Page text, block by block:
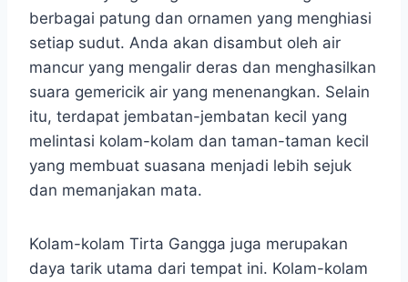
berbagai patung dan ornamen yang menghiasi
setiap sudut. Anda akan disambut oleh air
mancur yang mengalir deras dan menghasilkan
suara gemericik air yang menenangkan. Selain
itu, terdapat jembatan-jembatan kecil yang
melintasi kolam-kolam dan taman-taman kecil
yang membuat suasana menjadi lebih sejuk
dan memanjakan mata.
Kolam-kolam Tirta Gangga juga merupakan
daya tarik utama dari tempat ini. Kolam-kolam